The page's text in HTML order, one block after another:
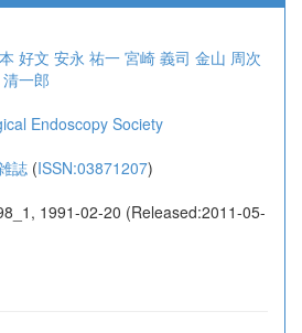
好文 安永 祐一 宮崎 義司 金山 周次
一郎
Endoscopy Society
誌 (ISSN:03871207)
1991-02-20 (Released:2011-05-